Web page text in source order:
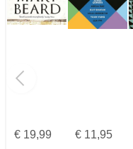
€19,99 €11,95